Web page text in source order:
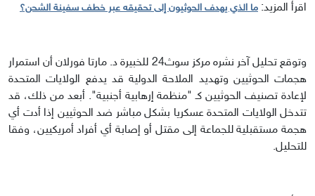
اقرأ المزيد: ما الذي يهدف الحوثيون إلى تحقيقه عبر خطف سفينة الشحن؟
وتوقع تحليل آخر نشره مركز سوث24 للخبيرة د. مارتا فورلان أن استمرار
هجمات الحوثيين وتهديد الملاحة الدولية قد يدفع الولايات المتحدة
لإعادة تصنيف الحوثيين كـ "منظمة إرهابية أجنبية". أبعد من ذلك، قد
تتدخل الولايات المتحدة عسكريا بشكل مباشر ضد الحوثيين إذا أدت أي
هجمة مستقبلية للجماعة إلى مقتل أو إصابة أي أفراد أمريكيين، وفقا
للتحليل.